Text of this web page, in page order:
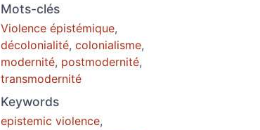
Mots-clés
Violence épistémique,
décolonialité,colonialisme,
modernité, postmodernité,
transmodernité
Keywords
epistemic violence,